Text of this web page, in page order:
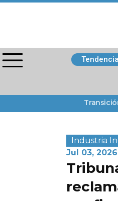
Industria
Jul 03, 2026